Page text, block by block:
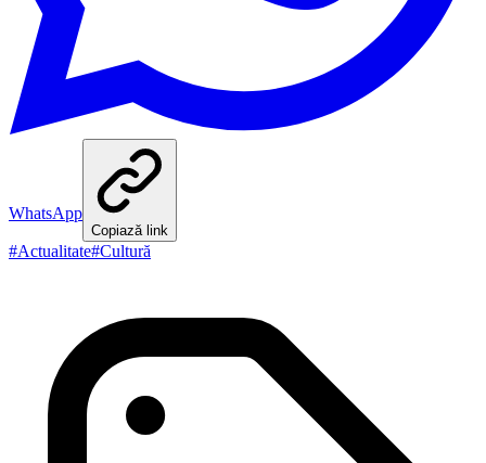
WhatsApp
Copiază link
#Actualitate#Cultură